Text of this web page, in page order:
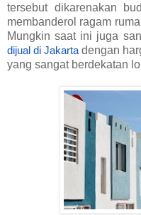
tersebut dikarenakan
membanderol ragam
Mungkin saat ini juga
dijual di Jakarta dengan
yang sangat berdekatan